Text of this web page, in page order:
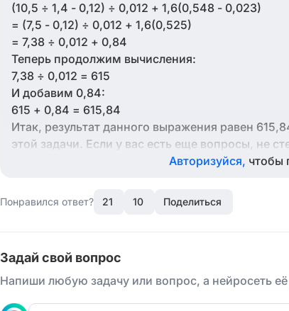
(10,5 ÷ 1,4 - 0,12) ÷ 0,012 + 1,6(0,548 - 0,023)
= (7,5 - 0,12) ÷ 0,012 + 1,6(0,525)
= 7,38 ÷ 0,012 + 0,84
Теперь продолжим вычисления:
7,38 ÷ 0,012 = 615
И добавим 0,84:
615 + 0,84 = 615,84
Итак, результат данного выражения равен
этой задачи. Если у вас есть еще вопросы, не
Авторизуйся, чтобы
Понравился ответ? 21 10 Поделиться
Задай свой вопрос
Напиши любую задачу или вопрос, а нейросеть